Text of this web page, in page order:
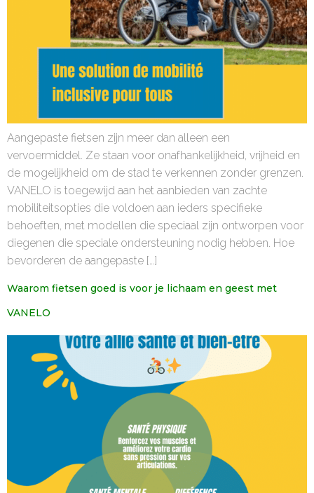
Aangepaste fietsen zijn meer dan alleen een
vervoermiddel. Ze staan voor onafhankelijkheid, vrijheid en
de mogelijkheid om de stad te verkennen zonder grenzen.
VANELO is toegewijd aan het aanbieden van zachte
mobiliteitsopties die voldoen aan ieders specifieke
behoeften, met modellen die speciaal zijn ontworpen voor
diegenen die speciale ondersteuning nodig hebben. Hoe
bevorderen de aangepaste […]
Waarom fietsen goed is voor je lichaam en geest met
VANELO